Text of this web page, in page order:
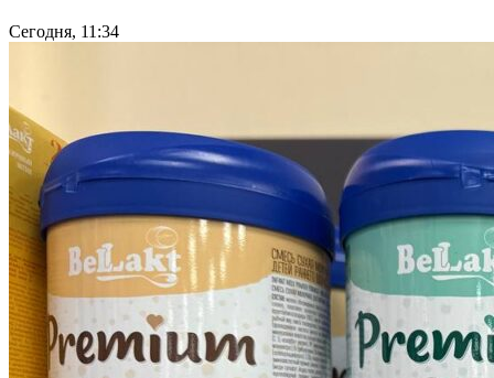
Сегодня, 11:34